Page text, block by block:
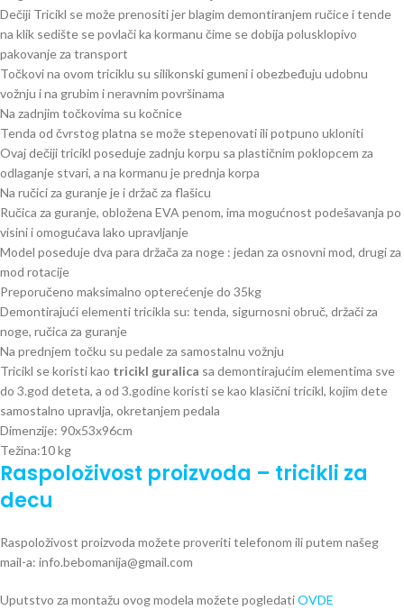
Dečiji Tricikl se može prenositi jer blagim demontiranjem ručice i tende
na klik sedište se povlači ka kormanu čime se dobija polusklopivo
pakovanje za transport
Točkovi na ovom triciklu su silikonski gumeni i obezbeđuju udobnu
vožnju i na grubim i neravnim površinama
Na zadnjim točkovima su kočnice
Tenda od čvrstog platna se može stepenovati ili potpuno ukloniti
Ovaj dečiji tricikl poseduje zadnju korpu sa plastičnim poklopcem za
odlaganje stvari, a na kormanu je prednja korpa
Na ručici za guranje je i držač za flašicu
Ručica za guranje, obložena EVA penom, ima mogućnost podešavanja po
visini i omogućava lako upravljanje
Model poseduje dva para držača za noge : jedan za osnovni mod, drugi za
mod rotacije
Preporučeno maksimalno opterećenje do 35kg
Demontirajući elementi tricikla su: tenda, sigurnosni obruč, držači za
noge, ručica za guranje
Na prednjem točku su pedale za samostalnu vožnju
Tricikl se koristi kao tricikl guralica sa demontirajućim elementima sve
do 3.god deteta, a od 3.godine koristi se kao klasični tricikl, kojim dete
samostalno upravlja, okretanjem pedala
Dimenzije: 90x53x96cm
Težina:10 kg
Raspoloživost proizvoda – tricikli za
decu
Raspoloživost proizvoda možete proveriti telefonom ili putem našeg
mail-a: info.bebomanija@gmail.com
Uputstvo za montažu ovog modela možete pogledatiOVDE